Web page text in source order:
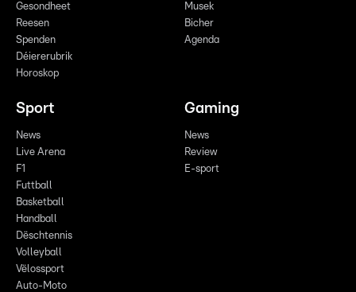
Gesondheet
Reesen
Spenden
Déiererubrik
Horoskop
Musek
Bicher
Agenda
Sport
News
Live Arena
F1
Futtball
Basketball
Handball
Dëschtennis
Volleyball
Vëlossport
Auto-Moto
Gaming
News
Review
E-sport